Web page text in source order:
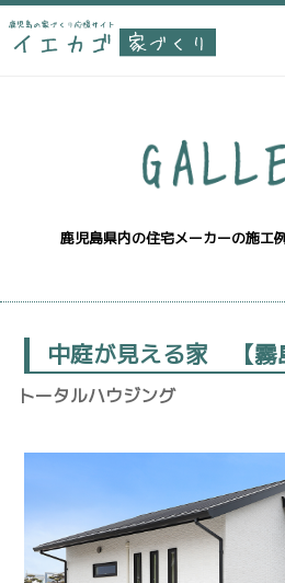
鹿児島県内の住宅メーカーの施工
中庭が見える家 【霧
トータルハウジング